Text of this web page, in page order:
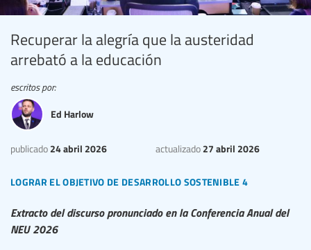
Recuperar la alegría que la austeridad
arrebató a la educación
Extracto del discurso pronunciado en la Conferencia Anual del
NEU 2026
lograr el objetivo de desarrollo sostenible 4
publicado 24 abril 2026 actualizado 27 abril 2026
escritos por:
Ed Harlow